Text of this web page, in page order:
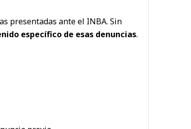
presentadas ante el INBA. Sin
específico de esas denuncias.